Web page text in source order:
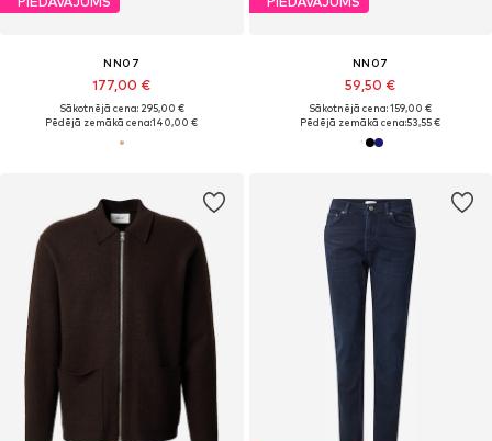
NN07
177,00 €
Sākotnējā cena: 295,00 €
Pēdējā zemākā cena:140,00 €
NN07
59,50 €
Sākotnējā cena: 159,00 €
Pēdējā zemākā cena:53,55 €